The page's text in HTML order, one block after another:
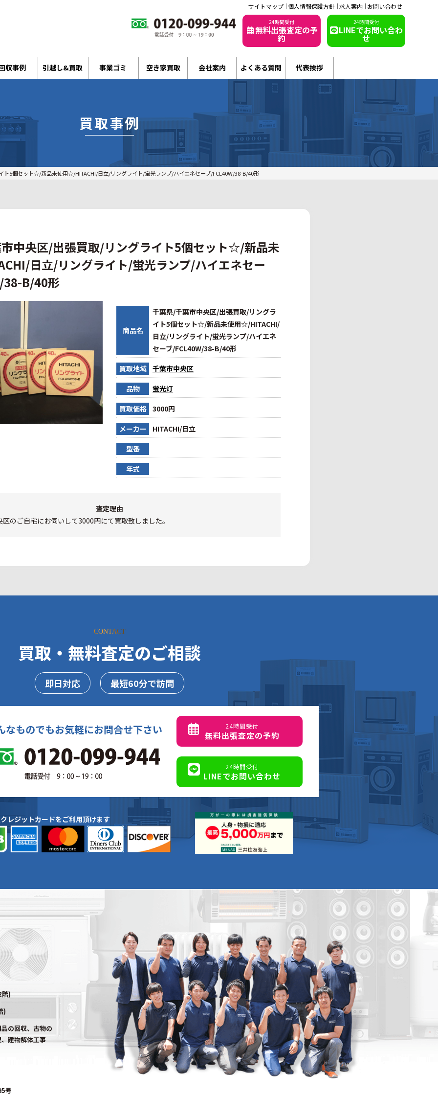
サイトマップ 個人情報保護方針 求人案内 お問い合わせ
24時間受付
無料出張査定の予
約
24時間受付
LINEでお問い合わ
せ
収事例 引越し&買取 事業ゴミ 空き家買取 会社案内 よくある質問 代表挨拶
買取事例
ト5個セット☆/新品未使用☆/HITACHI/日立/リングライト/蛍光ランプ/ハイエネセーブ/FCL40W/38-B/40形
中央区/出張買取/リングライト5個セット☆/新品未
日立/リングライト/蛍光ランプ/ハイエネセー
38-B/40形
商品名
千葉県/千葉市中央区/出張買取/リングラ
イト5個セット☆/新品未使用☆/HITACHI/
日立/リングライト/蛍光ランプ/ハイエネ
セーブ/FCL40W/38-B/40形
買取地域 千葉市中央区
品物 蛍光灯
買取価格 3000円
メーカー HITACHI/日立
型番
年式
査定理由
のご自宅にお伺いして3000円にて買取致しました。
CONTACT
買取・無料査定のご相談
即日対応 最短60分で訪問
なものでもお気軽にお問合せ下さい 24時間受付
無料出張査定の予約
24時間受付
LINEでお問い合わせ
レジットカードをご利用頂けます
)
)
の回収、古物の
建物解体工事
号